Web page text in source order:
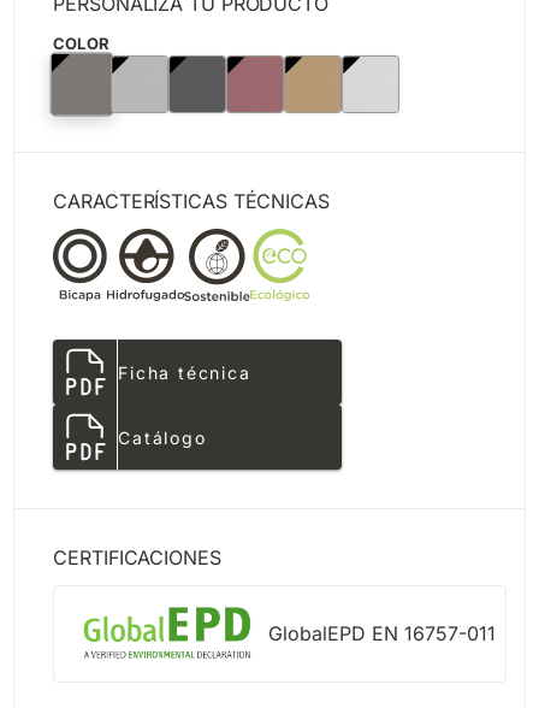
COLOR
CARACTERÍSTICAS TÉCNICAS
Ficha técnica
Catálogo
CERTIFICACIONES
GlobalEPD EN 16757-011